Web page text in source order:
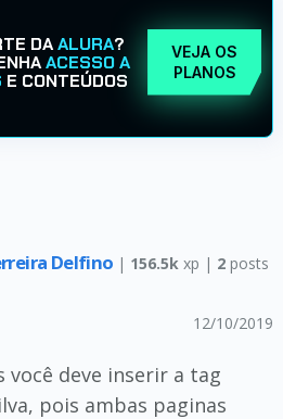
DAALURA?
ACESSO A
E CONTEÚDOS
VEJA OS
PLANOS
Delfino | 156.5k xp | 2posts
12/10/2019
você deve inserir a tag
, pois ambas paginas